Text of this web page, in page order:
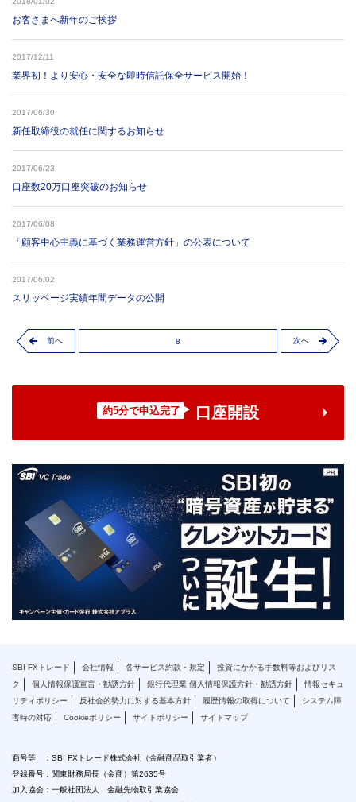
お客さまへ新年のご挨拶
2017/12/11
業界初！より安心・安全な即時信託保全サービス開始！
2017/06/30
新任取締役の就任に関するお知らせ
2017/06/23
口座数20万口座突破のお知らせ
2017/06/08
「顧客中心主義に基づく業務運営方針」の公表について
2017/06/02
スリッページ実績年間データの公開
前へ 8 次へ
約5分で申込完了 口座開設
SBI FXトレード 会社情報 各サービス約款・規定
投資にかかる手数料等およびリス
ク
個人情報保護宣言・勧誘方針 銀行代理業 個人情報保護方針・勧誘方針
情報セキュ
リティポリシー
反社会的勢力に対する基本方針 履歴情報の取得について
システム障
害時の対応
Cookieポリシー サイトポリシー サイトマップ
商号等 ：SBI FXトレード株式会社（金融商品取引業者）
登録番号：関東財務局長（金商）第2635号
加入協会：一般社団法人 金融先物取引業協会